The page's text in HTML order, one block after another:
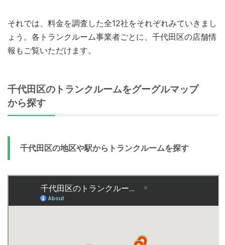
それでは、料金を調査した全12社をそれぞれみていきまし
ょう。各トランクルーム事業者ごとに、千代田区の店舗情
報もご覧いただけます。
千代田区のトランクルームをグーグルマップ
から探す
千代田区の地区や駅からトランクルームを探す